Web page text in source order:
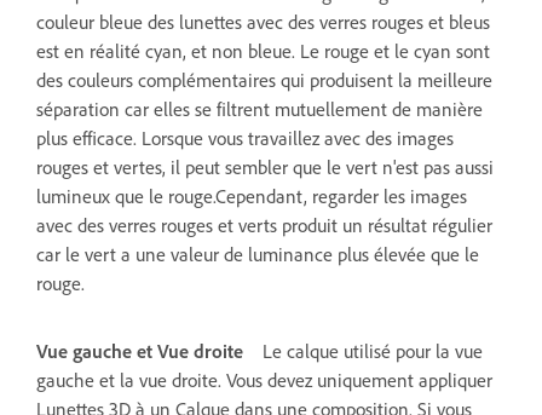
couleur bleue des lunettes avec des verres rouges et bleus
est en réalité cyan, et non bleue. Le rouge et le cyan sont
des couleurs complémentaires qui produisent la meilleure
séparation car elles se filtrent mutuellement de manière
plus efficace. Lorsque vous travaillez avec des images
rouges et vertes, il peut sembler que le vert n'est pas aussi
lumineux que le rouge.Cependant, regarder les images
avec des verres rouges et verts produit un résultat régulier
car le vert a une valeur de luminance plus élevée que le
rouge.
Vue gauche et Vue droite
Le calque utilisé pour la vue
gauche et la vue droite. Vous devez uniquement appliquer
Lunettes 3D à un Calque dans une composition. Si vous